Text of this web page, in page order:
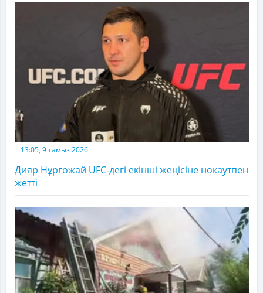
13:05, 9 тамыз 2026
Дияр Нұрғожай UFC-дегі екінші жеңісіне нокаутпен
жетті